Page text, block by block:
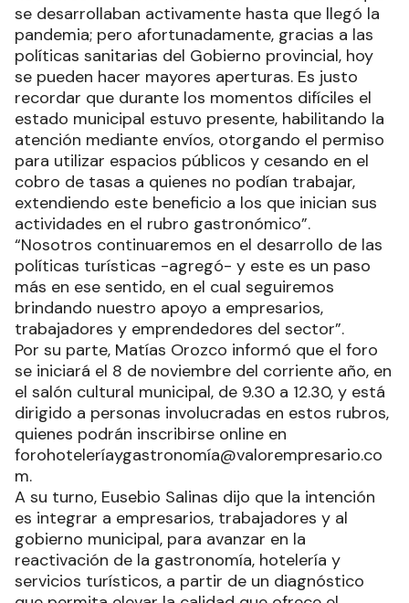
se desarrollaban activamente hasta que llegó la
pandemia; pero afortunadamente, gracias a las
políticas sanitarias del Gobierno provincial, hoy
se pueden hacer mayores aperturas. Es justo
recordar que durante los momentos difíciles el
estado municipal estuvo presente, habilitando la
atención mediante envíos, otorgando el permiso
para utilizar espacios públicos y cesando en el
cobro de tasas a quienes no podían trabajar,
extendiendo este beneficio a los que inician sus
actividades en el rubro gastronómico”.
“Nosotros continuaremos en el desarrollo de las
políticas turísticas -agregó- y este es un paso
más en ese sentido, en el cual seguiremos
brindando nuestro apoyo a empresarios,
trabajadores y emprendedores del sector”.
Por su parte, Matías Orozco informó que el foro
se iniciará el 8 de noviembre del corriente año, en
el salón cultural municipal, de 9.30 a 12.30, y está
dirigido a personas involucradas en estos rubros,
quienes podrán inscribirse online en
forohoteleríaygastronomía@valorempresario.co
m.
A su turno, Eusebio Salinas dijo que la intención
es integrar a empresarios, trabajadores y al
gobierno municipal, para avanzar en la
reactivación de la gastronomía, hotelería y
servicios turísticos, a partir de un diagnóstico